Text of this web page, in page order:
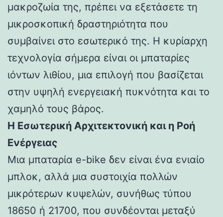
μακροζωία της, πρέπει να εξετάσετε τη
μικροσκοπική δραστηριότητα που
συμβαίνει στο εσωτερικό της. Η κυρίαρχη
τεχνολογία σήμερα είναι οι μπαταρίες
ιόντων λιθίου, μια επιλογή που βασίζεται
στην υψηλή ενεργειακή πυκνότητα και το
χαμηλό τους βάρος.
Η Εσωτερική Αρχιτεκτονική και η Ροή
Ενέργειας
Μια μπαταρία e-bike δεν είναι ένα ενιαίο
μπλοκ, αλλά μια συστοιχία πολλών
μικρότερων κυψελών, συνήθως τύπου
18650 ή 21700, που συνδέονται μεταξύ